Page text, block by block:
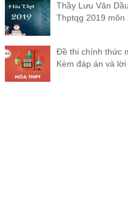
Thầy Lưu Văn
Thptqg 2019 môn
Đề thi chính thức
Kèm đáp án và lời